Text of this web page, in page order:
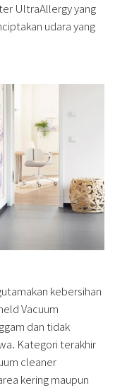
UltraAllergy yang
udara yang
kebersihan
Vacuum
dan tidak
Kategori terakhir
cleaner
kering maupun